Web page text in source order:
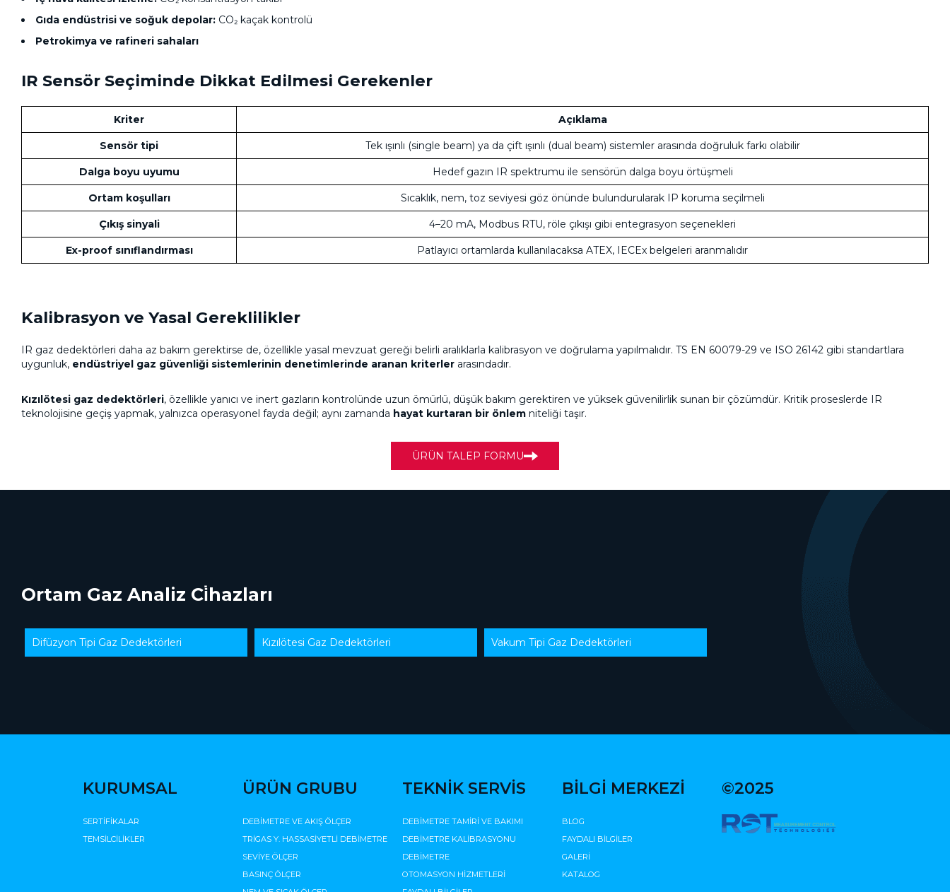
Gıda endüstrisi ve soğuk depolar: CO₂ kaçak kontrolü
Petrokimya ve rafineri sahaları
IR Sensör Seçiminde Dikkat Edilmesi Gerekenler
Kriter Açıklama
Sensör tipi Tek ışınlı (single beam) ya da çift ışınlı (dual beam) sistemler arasında doğruluk farkı olabilir
Dalga boyu uyumu Hedef gazın IR spektrumu ile sensörün dalga boyu örtüşmeli
Ortam koşulları Sıcaklık, nem, toz seviyesi göz önünde bulundurularak IP koruma seçilmeli
Çıkış sinyali 4–20 mA, Modbus RTU, röle çıkışı gibi entegrasyon seçenekleri
Ex-proof sınıflandırması Patlayıcı ortamlarda kullanılacaksa ATEX, IECEx belgeleri aranmalıdır
Kalibrasyon ve Yasal Gereklilikler
IR gaz dedektörleri daha az bakım gerektirse de, özellikle yasal mevzuat gereği belirli aralıklarla kalibrasyon ve doğrulama yapılmalıdır. TS EN 60079-29 ve ISO 26142 gibi standartlara
uygunluk, endüstriyel gaz güvenliği sistemlerinin denetimlerinde aranan kriterler arasındadır.
Kızılötesi gaz dedektörleri, özellikle yanıcı ve inert gazların kontrolünde uzun ömürlü, düşük bakım gerektiren ve yüksek güvenilirlik sunan bir çözümdür. Kritik proseslerde IR
teknolojisine geçiş yapmak, yalnızca operasyonel fayda değil; aynı zamanda hayat kurtaran bir önlem niteliği taşır.
ÜRÜN TALEP FORMU
Ortam Gaz Analiz Ci̇hazları
Difüzyon Tipi Gaz Dedektörleri Kızılötesi Gaz Dedektörleri Vakum Tipi Gaz Dedektörleri
KURUMSAL
SERTİFİKALAR
TEMSİLCİLİKLER
ÜRÜN GRUBU
DEBİMETRE VE AKIŞ ÖLÇER
TRİGAS Y. HASSASİYETLİ DEBİMETRE
SEVİYE ÖLÇER
BASINÇ ÖLÇER
TEKNİK SERVİS
DEBİMETRE TAMİRİ VE BAKIMI
DEBİMETRE KALİBRASYONU
DEBİMETRE
OTOMASYON HİZMETLERİ
BİLGİ MERKEZİ
BLOG
FAYDALI BİLGİLER
GALERİ
KATALOG
©2025